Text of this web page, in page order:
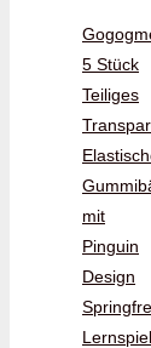
5 Stück
Teiliges
mit
Pinguin
Design